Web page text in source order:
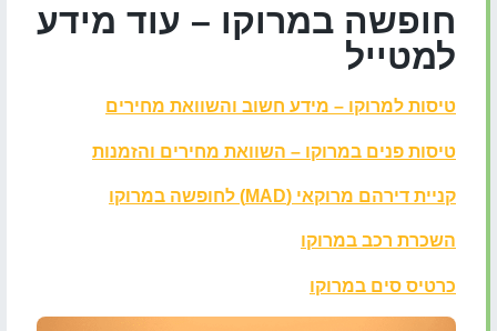
חופשה במרוקו – עוד מידע
למטייל
טיסות למרוקו – מידע חשוב והשוואת מחירים
טיסות פנים במרוקו – השוואת מחירים והזמנות
קניית דירהם מרוקאי (MAD) לחופשה במרוקו
השכרת רכב במרוקו
כרטיס סים במרוקו